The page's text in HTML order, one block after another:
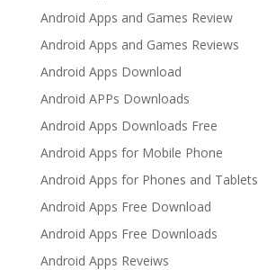
Android Apps and Games Review
Android Apps and Games Reviews
Android Apps Download
Android APPs Downloads
Android Apps Downloads Free
Android Apps for Mobile Phone
Android Apps for Phones and Tablets
Android Apps Free Download
Android Apps Free Downloads
Android Apps Reveiws